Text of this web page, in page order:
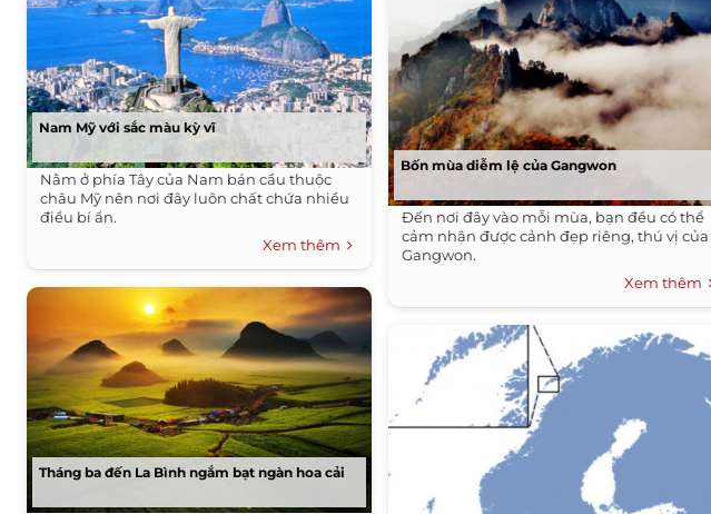
Nam Mỹ với sắc màu kỳ vĩ
Nằm ở phía Tây của Nam bán cầu thuộc
châu Mỹ nên nơi đây luôn chất chứa nhiều
điều bí ẩn.
Xem thêm
Tháng ba đến La Bình ngắm bạt ngàn hoa cải
Bốn mùa diễm lệ của Gangwon
Đến nơi đây vào mỗi mùa, bạn đều có thể
cảm nhận được cảnh đẹp riêng, thú vị của
Gangwon.
Xem thêm